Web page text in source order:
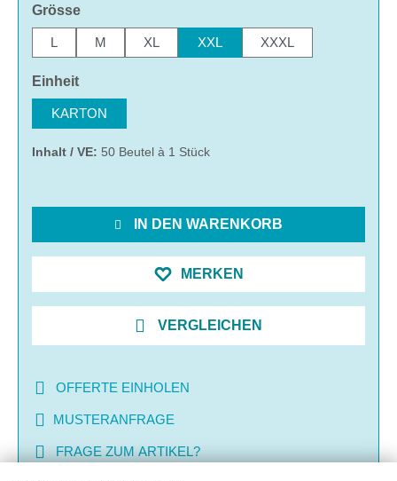
Grösseauswählen
L M XL XXL XXXL
Einheitauswählen
KARTON
Inhalt / VE: 50 Beutel à 1 Stück
IN DEN WARENKORB
MERKEN
VERGLEICHEN
OFFERTE EINHOLEN
MUSTERANFRAGE
FRAGE ZUM ARTIKEL?